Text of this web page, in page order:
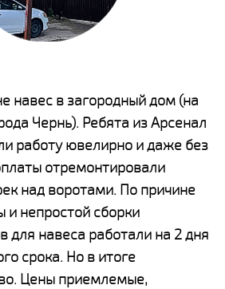
навес в загородный дом (на
Чернь). Ребята из Арсенал
работу ювелирно и даже без
отремонтировали
над воротами. По причине
непростой сборки
для навеса работали на 2 дня
срока. Но в итоге
Цены приемлемые,